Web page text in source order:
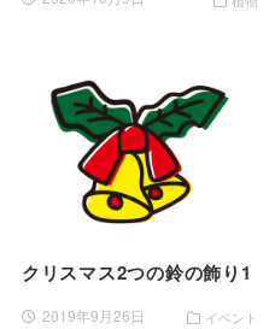
クリスマス2つの鈴の飾り1
2019年9月26日 イベント